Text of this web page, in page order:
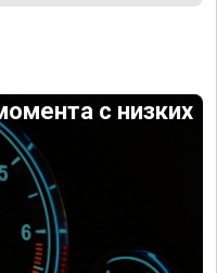
с низких